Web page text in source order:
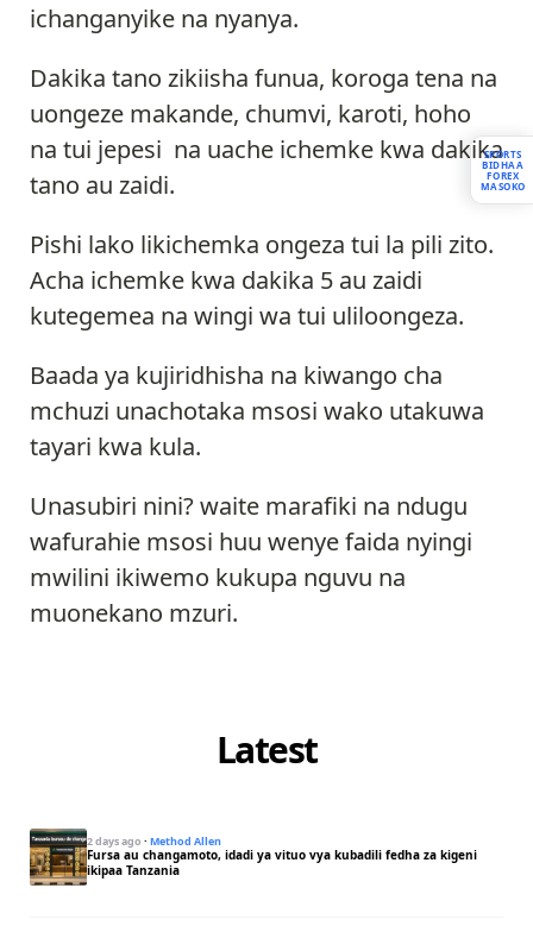
ichanganyike na nyanya.
Dakika tano zikiisha funua, koroga tena na
uongeze makande, chumvi, karoti, hoho
na tui jepesi na uache ichemke kwa dakika
tano au zaidi.
Pishi lako likichemka ongeza tui la pili zito.
Acha ichemke kwa dakika 5 au zaidi
kutegemea na wingi wa tui uliloongeza.
Baada ya kujiridhisha na kiwango cha
mchuzi unachotaka msosi wako utakuwa
tayari kwa kula.
Unasubiri nini? waite marafiki na ndugu
wafurahie msosi huu wenye faida nyingi
mwilini ikiwemo kukupa nguvu na
muonekano mzuri.
Latest
2 days ago · Method Allen
Fursa au changamoto, idadi ya vituo vya kubadili fedha za kigeni
ikipaa Tanzania
SPORTS
BIDHAA
FOREX
MASOKO